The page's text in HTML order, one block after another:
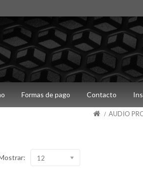
Formas de pago Contacto
AUDIO
12